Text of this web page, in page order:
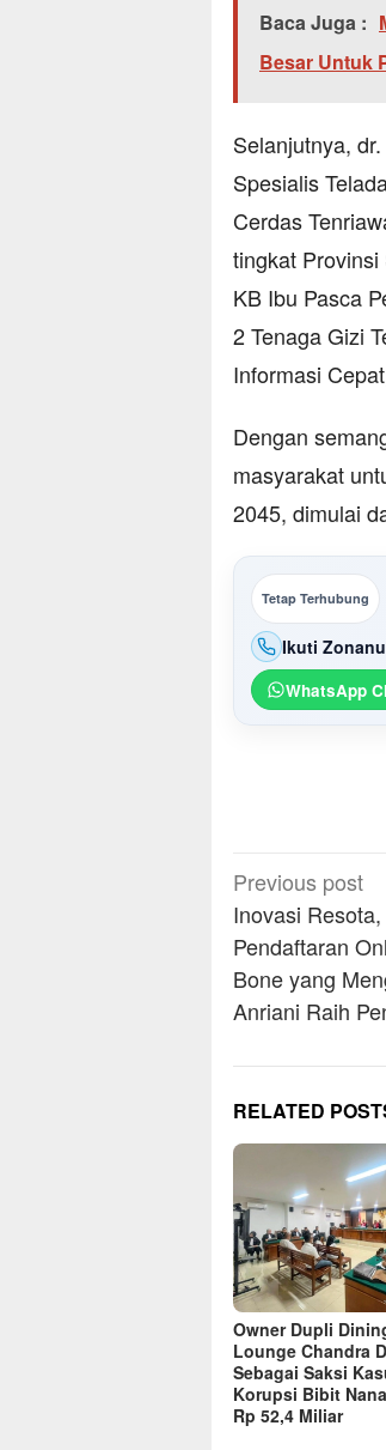
Baca Juga :
Besar Untuk
Selanjutnya,
Spesialis
Cerdas
tingkat
KB Ibu Pasca
2 Tenaga Gizi
Informasi
Dengan
masyarakat
2045, dimulai
Tetap Terhubung
Ikuti
WhatsApp
Post
navigation
Previous post
Inovasi
Pendaftaran
Bone yang
Anriani Raih
RELATED
Owner Dupli
Lounge Chandra
Sebagai Saksi
Korupsi Bibit
Rp 52,4 Miliar